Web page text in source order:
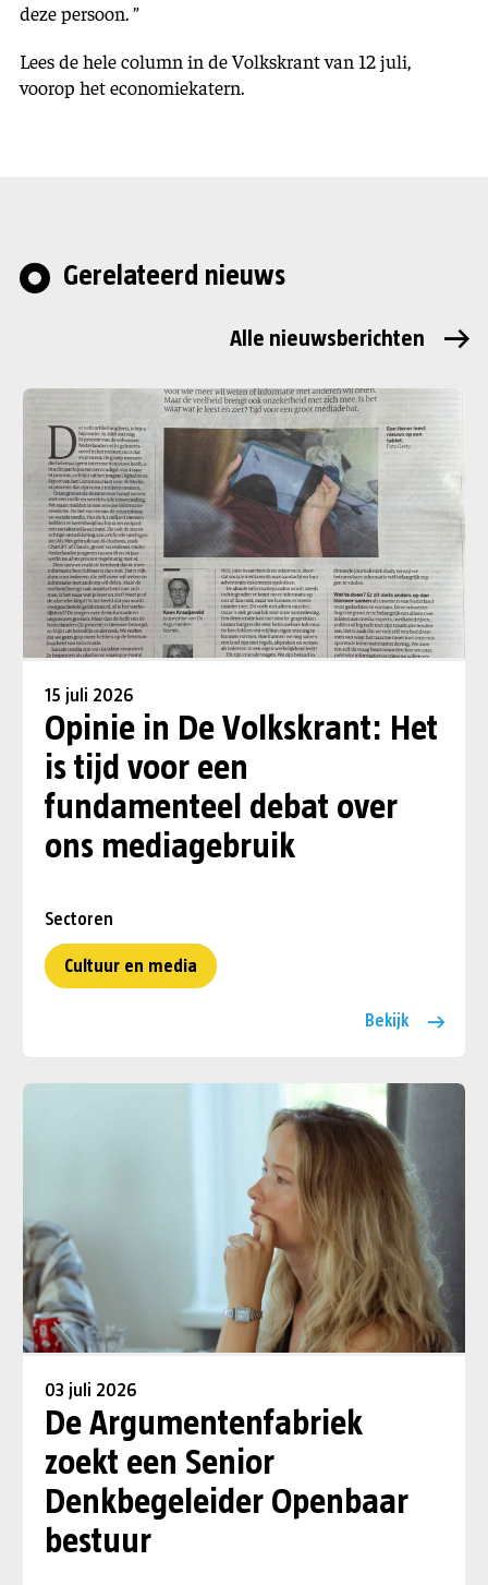
deze persoon. ”
Lees de hele column in de Volkskrant van 12 juli,
voorop het economiekatern.
Gerelateerd nieuws
Alle nieuwsberichten
15 juli 2026
Opinie in De Volkskrant: Het
is tijd voor een
fundamenteel debat over
ons mediagebruik
Sectoren
Cultuur en media
Bekijk
03 juli 2026
De Argumentenfabriek
zoekt een Senior
Denkbegeleider Openbaar
bestuur